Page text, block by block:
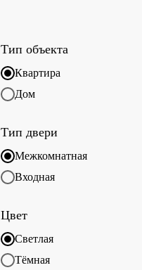
Тип объекта
Квартира
Дом
Тип двери
Межкомнатная
Входная
Цвет
Светлая
Тёмная